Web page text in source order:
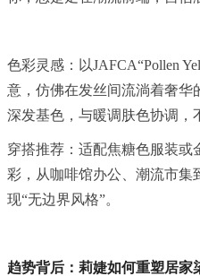
色彩灵感：以JAFCA“Pollen
意，仿佛在发丝间流淌着奢华
深发基色，与暖调肤色协调，
穿搭推荐：适配焦糖色服装
彩，从咖啡馆办公、潮流市集
现“无边界风格”。
趋势背后：莉婕如何重塑居家